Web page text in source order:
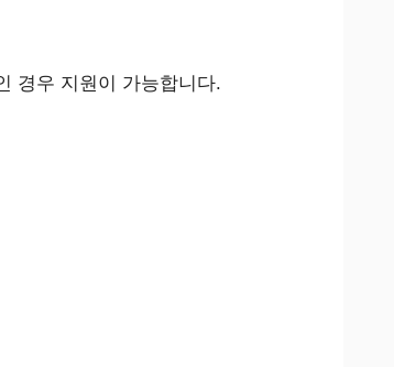
경우 지원이 가능합니다.